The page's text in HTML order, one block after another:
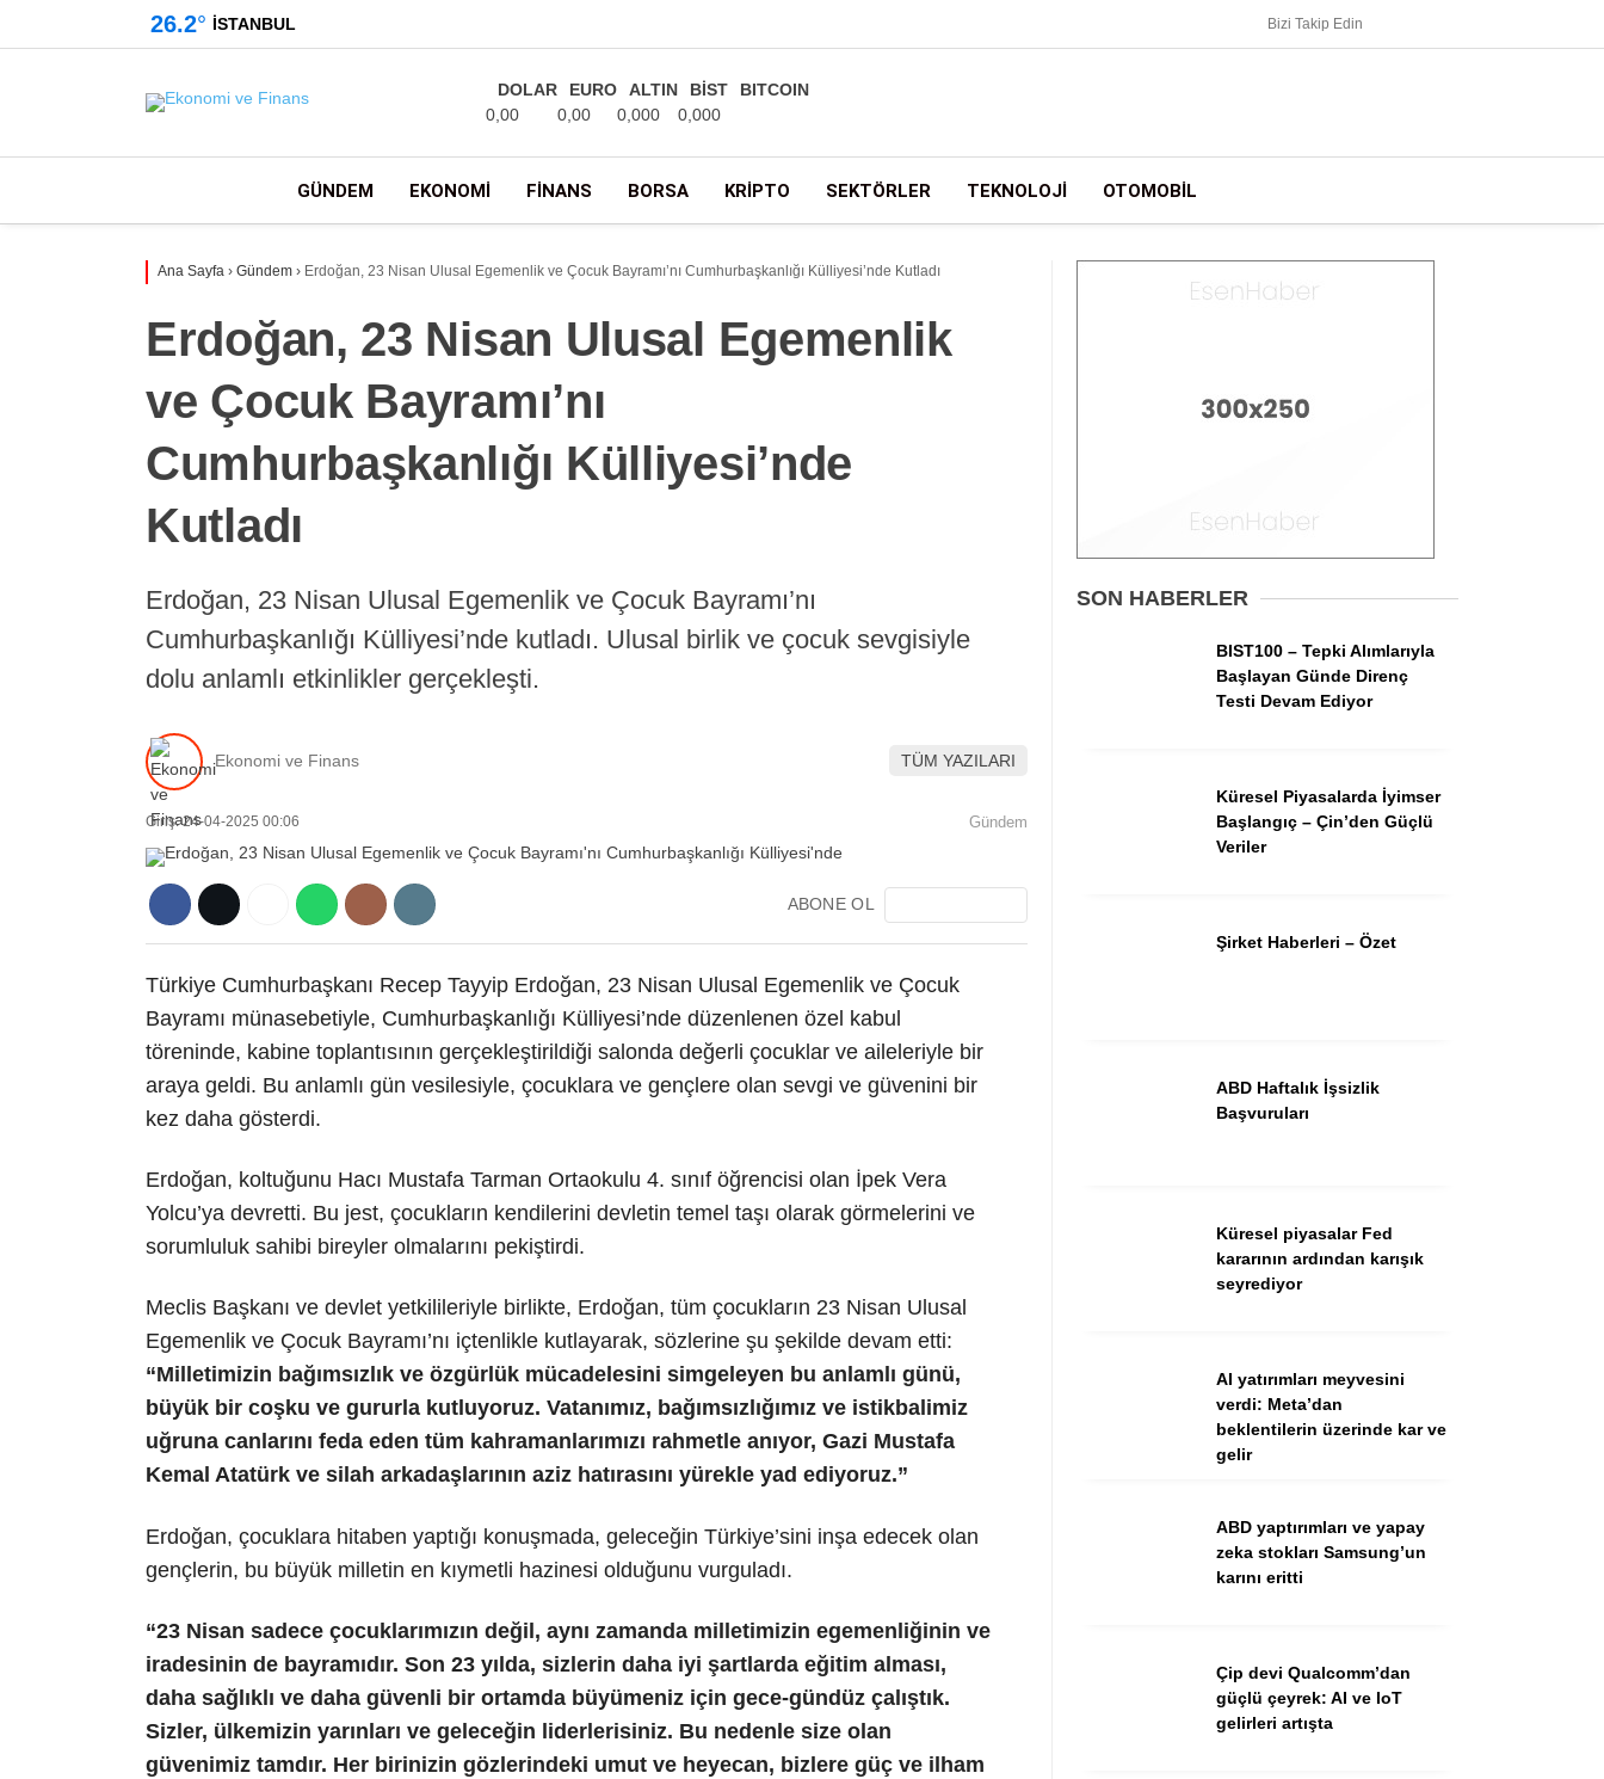
Gündem
Ekonomi
Borsa
Spor
Kripto
Facebook
26.2° İSTANBUL Bizi Takip Edin
DOLAR
0,00
EURO
0,00
ALTIN
0,000
BİST
0,000
BITCOIN
GÜNDEM EKONOMI FINANS BORSA KRIPTO SEKTÖRLER TEKNOLOJI OTOMOBIL
Ana Sayfa › Gündem › Erdoğan, 23 Nisan Ulusal Egemenlik ve Çocuk Bayramı’nı Cumhurbaşkanlığı Külliyesi’nde Kutladı
Erdoğan, 23 Nisan Ulusal Egemenlik
ve Çocuk Bayramı’nı
Cumhurbaşkanlığı Külliyesi’nde
Kutladı
Erdoğan, 23 Nisan Ulusal Egemenlik ve Çocuk Bayramı’nı
Cumhurbaşkanlığı Külliyesi’nde kutladı. Ulusal birlik ve çocuk sevgisiyle
dolu anlamlı etkinlikler gerçekleşti.
Ekonomi ve Finans TÜM YAZILARI
Giriş: 24-04-2025 00:06 Gündem
ABONE OL
Türkiye Cumhurbaşkanı Recep Tayyip Erdoğan, 23 Nisan Ulusal Egemenlik ve Çocuk
Bayramı münasebetiyle, Cumhurbaşkanlığı Külliyesi’nde düzenlenen özel kabul
töreninde, kabine toplantısının gerçekleştirildiği salonda değerli çocuklar ve aileleriyle bir
araya geldi. Bu anlamlı gün vesilesiyle, çocuklara ve gençlere olan sevgi ve güvenini bir
kez daha gösterdi.
Erdoğan, koltuğunu Hacı Mustafa Tarman Ortaokulu 4. sınıf öğrencisi olan İpek Vera
Yolcu’ya devretti. Bu jest, çocukların kendilerini devletin temel taşı olarak görmelerini ve
sorumluluk sahibi bireyler olmalarını pekiştirdi.
Meclis Başkanı ve devlet yetkilileriyle birlikte, Erdoğan, tüm çocukların 23 Nisan Ulusal
Egemenlik ve Çocuk Bayramı’nı içtenlikle kutlayarak, sözlerine şu şekilde devam etti:
“Milletimizin bağımsızlık ve özgürlük mücadelesini simgeleyen bu anlamlı günü,
büyük bir coşku ve gururla kutluyoruz. Vatanımız, bağımsızlığımız ve istikbalimiz
uğruna canlarını feda eden tüm kahramanlarımızı rahmetle anıyor, Gazi Mustafa
Kemal Atatürk ve silah arkadaşlarının aziz hatırasını yürekle yad ediyoruz.”
Erdoğan, çocuklara hitaben yaptığı konuşmada, geleceğin Türkiye’sini inşa edecek olan
gençlerin, bu büyük milletin en kıymetli hazinesi olduğunu vurguladı.
“23 Nisan sadece çocuklarımızın değil, aynı zamanda milletimizin egemenliğinin ve
iradesinin de bayramıdır. Son 23 yılda, sizlerin daha iyi şartlarda eğitim alması,
daha sağlıklı ve daha güvenli bir ortamda büyümeniz için gece-gündüz çalıştık.
Sizler, ülkemizin yarınları ve geleceğin liderlerisiniz. Bu nedenle size olan
güvenimiz tamdır. Her birinizin gözlerindeki umut ve heyecan, bizlere güç ve ilham
SON HABERLER
BIST100 – Tepki Alımlarıyla
Başlayan Günde Direnç
Testi Devam Ediyor
Küresel Piyasalarda İyimser
Başlangıç – Çin’den Güçlü
Veriler
Şirket Haberleri – Özet
ABD Haftalık İşsizlik
Başvuruları
Küresel piyasalar Fed
kararının ardından karışık
seyrediyor
AI yatırımları meyvesini
verdi: Meta’dan
beklentilerin üzerinde kar ve
gelir
ABD yaptırımları ve yapay
zeka stokları Samsung’un
karını eritti
Çip devi Qualcomm’dan
güçlü çeyrek: AI ve IoT
gelirleri artışta